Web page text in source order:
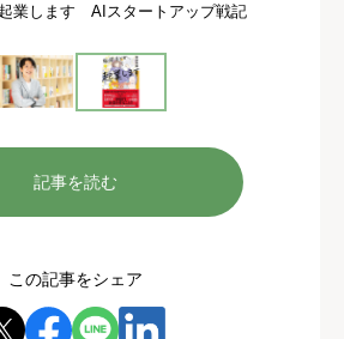
業します AIスタートアップ戦記
記事を読む
この記事をシェア